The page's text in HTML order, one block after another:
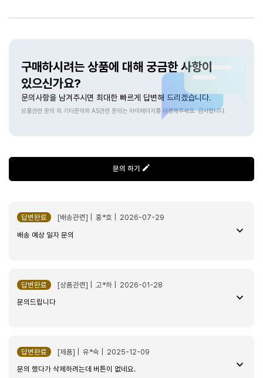
dlqk*****
에스프레소 블렌드 500g 2026-06-07
구매하시려는 상품에 대해 궁금한 사항이
있으신가요?
문의사항을 남겨주시면 최대한 빠르게 답변해 드리겠습니다.
상품관련 문의 외 기타문의와 AS관련 문의는 마이페이지를 이용해주세요. 감사합니다.
문의 하기
답변완료
[배송관련] | 홍*호 | 2026-07-29
배송 예상 일자 문의
답변완료
[상품관련] | 고*하 | 2026-01-28
문의드립니다
답변완료
[제품] | 유*숙 | 2025-12-09
문의 했다가 삭제하려는데 버튼이 없네요.